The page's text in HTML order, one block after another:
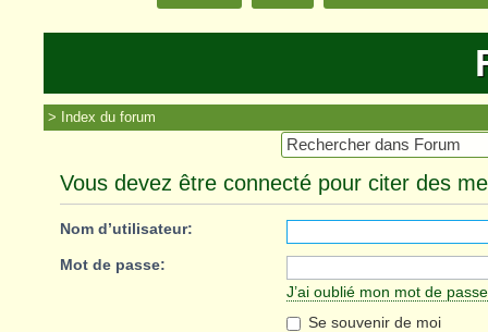
Index du forum
Vous devez être connecté pour citer des
Nom d’utilisateur:
Mot de passe:
J’ai oublié mon mot de passe
Se souvenir de moi